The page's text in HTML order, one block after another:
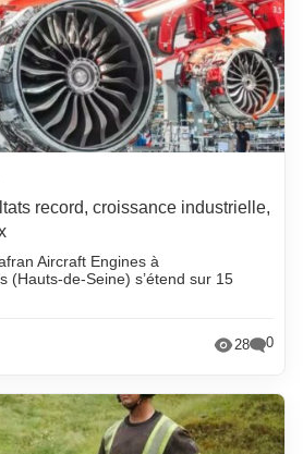
record, croissance industrielle,
Aircraft Engines à
(Hauts-de-Seine) s’étend sur 15
28 0